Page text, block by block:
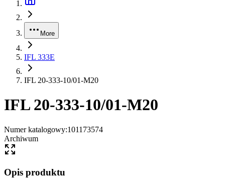
More
IFL 333E
IFL 20-333-10/01-M20
IFL 20-333-10/01-M20
Numer katalogowy:101173574
Archiwum
Opis produktu